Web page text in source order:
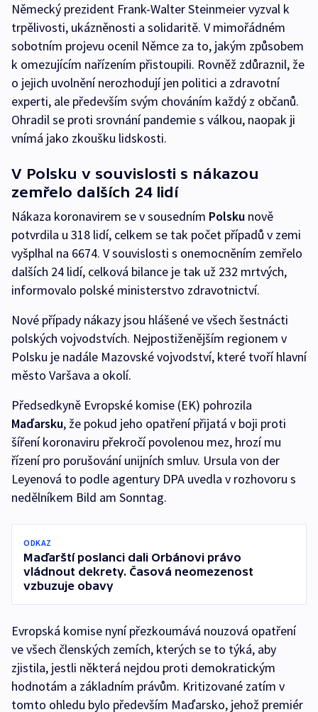
Německý prezident Frank-Walter Steinmeier vyzval k
trpělivosti, ukázněnosti a solidaritě. V mimořádném
sobotním projevu ocenil Němce za to, jakým způsobem
k omezujícím nařízením přistoupili. Rovněž zdůraznil, že
o jejich uvolnění nerozhodují jen politici a zdravotní
experti, ale především svým chováním každý z občanů.
Ohradil se proti srovnání pandemie s válkou, naopak ji
vnímá jako zkoušku lidskosti.
V Polsku v souvislosti s nákazou
zemřelo dalších 24 lidí
Nákaza koronavirem se v sousedním Polsku nově
potvrdila u 318 lidí, celkem se tak počet případů v zemi
vyšplhal na 6674. V souvislosti s onemocněním zemřelo
dalších 24 lidí, celková bilance je tak už 232 mrtvých,
informovalo polské ministerstvo zdravotnictví.
Nové případy nákazy jsou hlášené ve všech šestnácti
polských vojvodstvích. Nejpostiženějším regionem v
Polsku je nadále Mazovské vojvodství, které tvoří hlavní
město Varšava a okolí.
Předsedkyně Evropské komise (EK) pohrozila
Maďarsku, že pokud jeho opatření přijatá v boji proti
šíření koronaviru překročí povolenou mez, hrozí mu
řízení pro porušování unijních smluv. Ursula von der
Leyenová to podle agentury DPA uvedla v rozhovoru s
nedělníkem Bild am Sonntag.
ODKAZ
Maďarští poslanci dali Orbánovi právo
vládnout dekrety. Časová neomezenost
vzbuzuje obavy
Evropská komise nyní přezkoumává nouzová opatření
ve všech členských zemích, kterých se to týká, aby
zjistila, jestli některá nejdou proti demokratickým
hodnotám a základním právům. Kritizované zatím v
tomto ohledu bylo především Maďarsko, jehož premiér